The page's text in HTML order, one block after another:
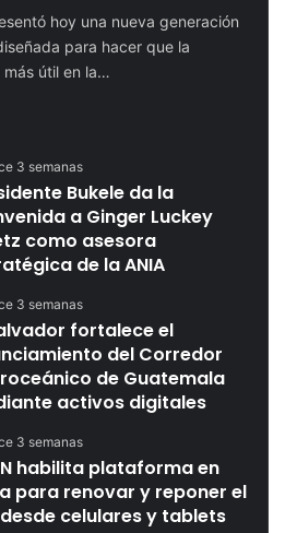
hoy una nueva generación
para hacer que la
útil en la…
3 semanas
Bukele da la
a Ginger Luckey
como asesora
de la ANIA
3 semanas
fortalece el
del Corredor
de Guatemala
activos digitales
3 semanas
habilita plataforma en
para renovar y reponer el
desde celulares y tablets